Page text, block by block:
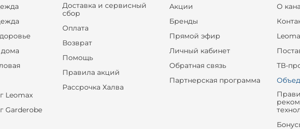
Leomax
Garderobe
Доставка и сервисный
сбор
Оплата
Возврат
Помощь
Правила акций
Рассрочка Халва
Акции
Бренды
Прямой эфир
Личный кабинет
Обратная связь
Партнерская программа
О
ТВ-